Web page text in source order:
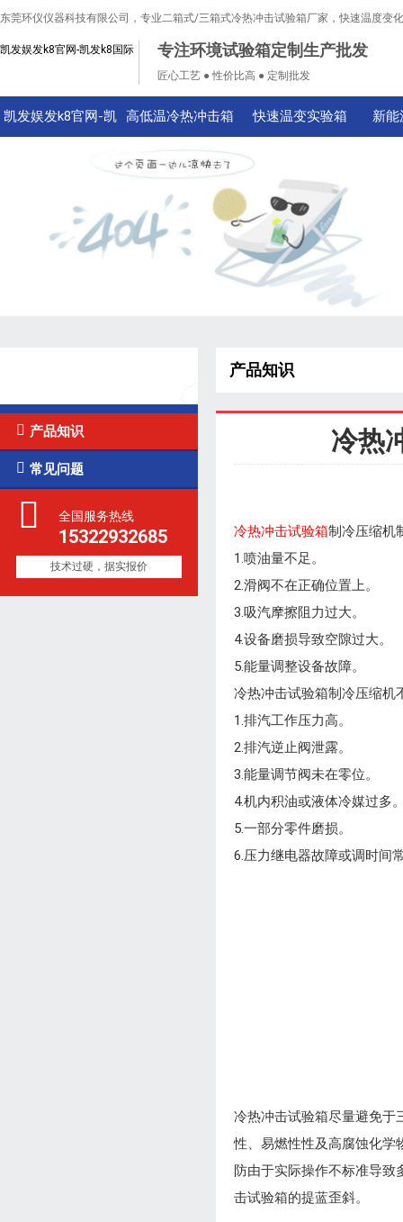
东莞环仪仪器科技有限公司，专业二箱式/三箱式冷热冲击试验箱厂家，快速温度变
凯发娱发k8官网-凯发k8国际 专注环境试验箱定制生产批发
匠心工艺 ● 性价比高 ● 定制批发
凯发娱发k8官网-凯 高低温冷热冲击箱 快速温变实验箱 新
 产品知识
 常见问题
全国服务热线
15322932685
技术过硬，据实报价
产品知识
冷热
冷热冲击试验箱制冷压缩机
1.喷油量不足。
2.滑阀不在正确位置上。
3.吸汽摩擦阻力过大。
4.设备磨损导致空隙过大。
5.能量调整设备故障。
冷热冲击试验箱制冷压缩机
1.排汽工作压力高。
2.排汽逆止阀泄露。
3.能量调节阀未在零位。
4.机内积油或液体冷媒过多
5.一部分零件磨损。
6.压力继电器故障或调时间
冷热冲击试验箱尽量避免于
性、易燃性性及高腐蚀化学
防由于实际操作不标准导致
击试验箱的提蓝歪斜。